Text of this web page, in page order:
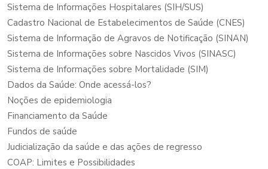
Sistema de Informações Hospitalares (SIH/SUS)
Cadastro Nacional de Estabelecimentos de Saúde (CNES)
Sistema de Informação de Agravos de Notificação (SINAN)
Sistema de Informações sobre Nascidos Vivos (SINASC)
Sistema de Informações sobre Mortalidade (SIM)
Dados da Saúde: Onde acessá-los?
Noções de epidemiologia
Financiamento da Saúde
Fundos de saúde
Judicialização da saúde e das ações de regresso
COAP: Limites e Possibilidades